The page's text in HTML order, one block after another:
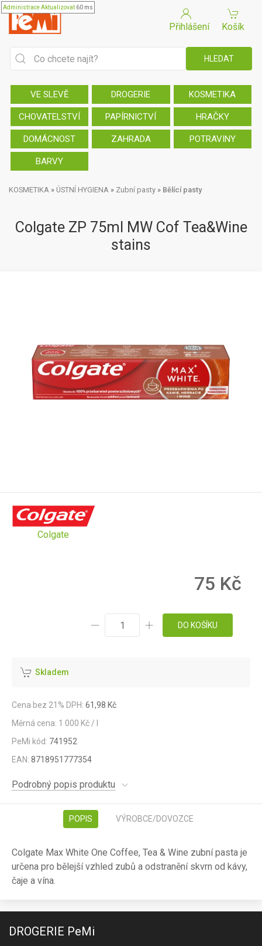
AdministraceAktualizovat 60 ms
Přihlášení Košík
VE SLEVĚ DROGERIE KOSMETIKA
CHOVATELSTVÍ PAPÍRNICTVÍ HRAČKY
DOMÁCNOST ZAHRADA POTRAVINY
BARVY
KOSMETIKA » ÚSTNÍ HYGIENA » Zubní pasty » Bělící pasty
Colgate ZP 75ml MW Cof Tea&Wine
stains
Colgate
75 Kč
DO KOŠÍKU
Skladem
Cena bez 21% DPH: 61,98 Kč
Měrná cena: 1 000 Kč / l
PeMi kód: 741952
EAN: 8718951777354
Podrobný popis produktu
POPIS VÝROBCE/DOVOZCE
Colgate Max White One Coffee, Tea & Wine zubní pasta je
určena pro bělejší vzhled zubů a odstranění skvrn od kávy,
čaje a vína.
DROGERIE PeMi